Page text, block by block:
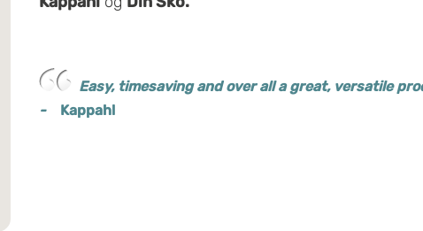
Easy, timesaving and over all a great, versatile
-
Kappahl